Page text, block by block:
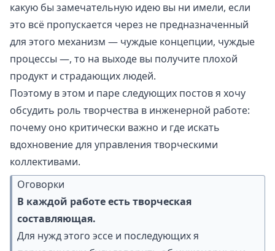
какую бы замечательную идею вы ни имели, если
это всё пропускается через не предназначенный
для этого механизм — чуждые концепции, чуждые
процессы —, то на выходе вы получите плохой
продукт и страдающих людей.
Поэтому в этом и паре следующих постов я хочу
обсудить роль творчества в инженерной работе:
почему оно критически важно и где искать
вдохновение для управления творческими
коллективами.
Оговорки
В каждой работе есть творческая
составляющая.
Для нужд этого эссе и последующих я